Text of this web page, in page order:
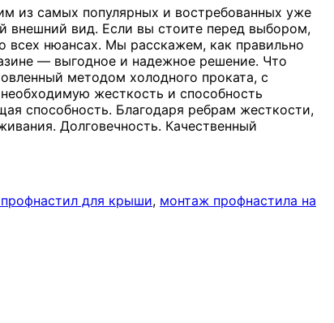
из самых популярных и востребованных уже
внешний вид. Если вы стоите перед выбором,
всех нюансах. Мы расскажем, как правильно
— выгодное и надежное решение. Что
методом холодного проката, с
жесткость и способность
способность. Благодаря ребрам жесткости,
Долговечность. Качественный
профнастил для крыши, монтаж профнастила на